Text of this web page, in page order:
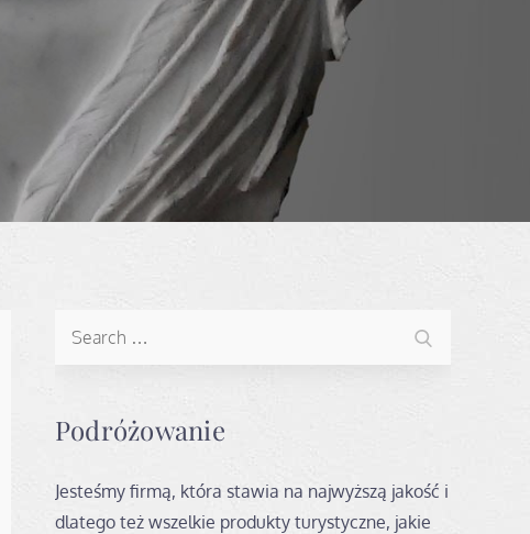
Podróżowanie
Jesteśmy firmą, która stawia na najwyższą jakość i
dlatego też wszelkie produkty turystyczne, jakie